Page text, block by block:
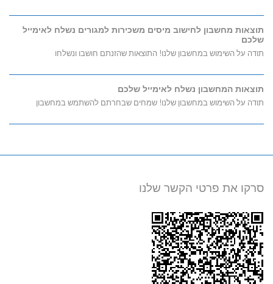
תוצאות מחשבון לחישוב מיסים משכירות למגורים נשלח לאימייל
שלכם
תודה על השימוש במחשבון שלנו! התוצאות שהזנתם חושבו ונשלחו
תוצאות המחשבון נשלח לאימייל שלכם
תודה על השימוש במחשבון שלנו! שמחים שבחרתם להשתמש במחשבון
סרקו את פרטי הקשר שלנו